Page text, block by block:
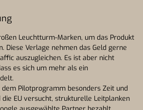
Leuchtturm-Marken, um das Produkt
Diese Verlage nehmen das Geld gerne
auszugleichen. Es ist aber nicht
es sich um mehr als ein
Pilotprogramm besonders Zeit und
EU versucht, strukturelle Leitplanken